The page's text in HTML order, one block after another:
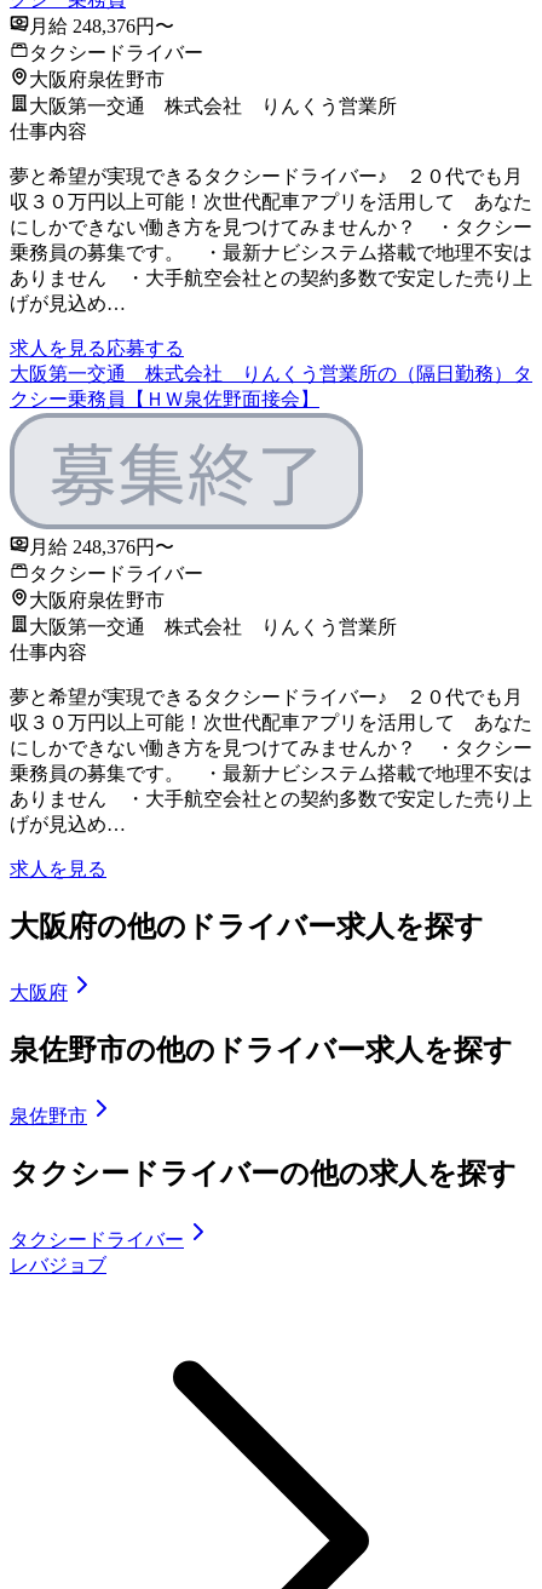
月給 248,376円〜
タクシードライバー
大阪府泉佐野市
大阪第一交通 株式会社 りんくう営業所
仕事内容
夢と希望が実現できるタクシードライバー♪ ２０代でも月
収３０万円以上可能！次世代配車アプリを活用して あなた
にしかできない働き方を見つけてみませんか？ ・タクシー
乗務員の募集です。 ・最新ナビシステム搭載で地理不安は
ありません ・大手航空会社との契約多数で安定した売り上
げが見込め…
求人を見る応募する
大阪第一交通 株式会社 りんくう営業所の（隔日勤務）タ
クシー乗務員【ＨＷ泉佐野面接会】
月給 248,376円〜
タクシードライバー
大阪府泉佐野市
大阪第一交通 株式会社 りんくう営業所
仕事内容
夢と希望が実現できるタクシードライバー♪ ２０代でも月
収３０万円以上可能！次世代配車アプリを活用して あなた
にしかできない働き方を見つけてみませんか？ ・タクシー
乗務員の募集です。 ・最新ナビシステム搭載で地理不安は
ありません ・大手航空会社との契約多数で安定した売り上
げが見込め…
求人を見る
大阪府の他のドライバー求人を探す
大阪府
泉佐野市の他のドライバー求人を探す
泉佐野市
タクシードライバーの他の求人を探す
タクシードライバー
レバジョブ